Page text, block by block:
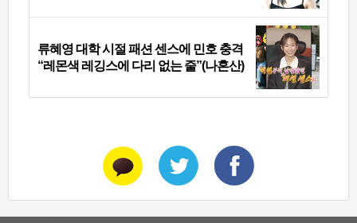
류혜영 대학 시절 패션 센스에 민호 충격
“레몬색 레깅스에 다리 없는 줄”(나혼산)